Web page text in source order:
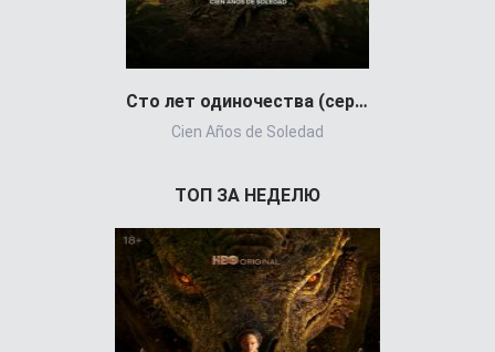
Сто лет одиночества (сериал)
Cien Años de Soledad
ТОП ЗА НЕДЕЛЮ